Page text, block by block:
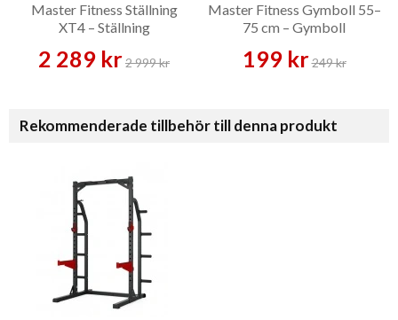
Master Fitness Ställning
XT4 – Ställning
2 289 kr2 999 kr
Master Fitness Gymboll 55–
75 cm – Gymboll
199 kr249 kr
Rekommenderade tillbehör till denna produkt